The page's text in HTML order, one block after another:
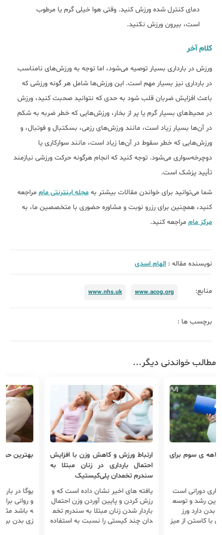
دمای کنترل شده ورزش کنید. وقتی هوا خیلی گرم یا مرطوب
است، بیرون ورزش نکنید.
کلام آخر
ورزش در بارداری بسیار توصیه می‌شود، اما توجه به ورزش‌های نامناسب
در بارداری نیز بسیار مهم است. این ورزش‌ها شامل هر گونه ورزشی که
باعث افزایش ضربان قلب شود به حدی که نتوانید صحبت کنید، ورزش
در محیط‌های بسیار گرم یا پر از بخار، ورزش‌هایی که خطر ضربه به شکم
در آن‌ها بسیار زیاد است، مانند ورزش‌های رزمی، بسکتبال و فوتبال، و
ورزش‌هایی که خطر سقوط در آن‌ها زیاد است، مانند سوارکاری یا
دوچرخه‌سواری می‌شود. توجه کنید که انجام هرگونه حرکت ورزشی نیازمند
تأیید پزشک است.
شما می‌توانید برای خواندن مقالات بیشتر به مجله اینترنتی مام مراجعه
کنید، همچنین برای رزرو نوبت و مشاوره حضوری با متخصصین ما، به
مرکز مام مراجعه کنید.
نویسنده مقاله : الهام اسدی
منابع: www.acog.org
www.nhs.uk
برچسب ها :
مطالب خواندنی دیگر...
ی سوم برای
است
و توسع
ورز
از میز
ارتباط ورزش و کاهش وزن با افزایش
احتمال بارداری در زنان مبتلا به
سندرم تخمدان پلی‌کیستیک
یافته های اخیر نشان داده است که و
رزش کردن و پایین آوردن وزن احتمال
باردار شدن زنان مبتلا به سندرم تخم
دان چند کیستی را نسبت به استفاده
بهترین حرکات
یوگا در بارداری
و روانی برای
ه باشد مثل:
زی بدن برای